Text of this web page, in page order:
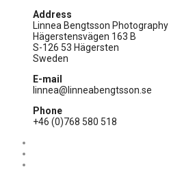
Address
Linnea Bengtsson Photography
Hägerstensvägen 163 B
S-126 53 Hägersten
Sweden
E-mail
linnea@linneabengtsson.se
Phone
+46 (0)768 580 518